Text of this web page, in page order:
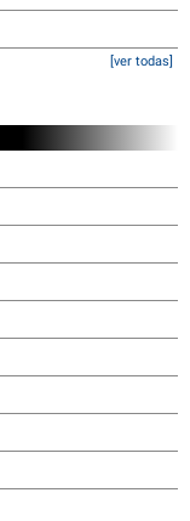
[ver todas]